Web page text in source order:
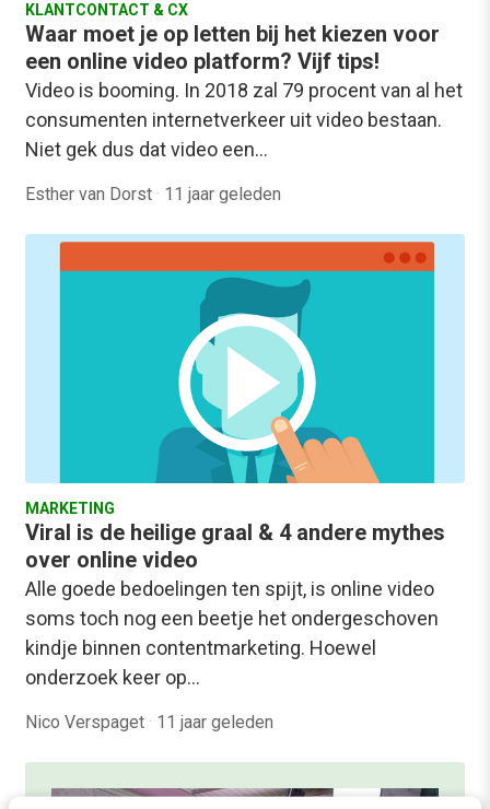
KLANTCONTACT & CX
Waar moet je op letten bij het kiezen voor
een online video platform? Vijf tips!
Video is booming. In 2018 zal 79 procent van al het
consumenten internetverkeer uit video bestaan.
Niet gek dus dat video een…
Esther van Dorst · 11 jaar geleden
MARKETING
Viral is de heilige graal & 4 andere mythes
over online video
Alle goede bedoelingen ten spijt, is online video
soms toch nog een beetje het ondergeschoven
kindje binnen contentmarketing. Hoewel
onderzoek keer op…
Nico Verspaget · 11 jaar geleden